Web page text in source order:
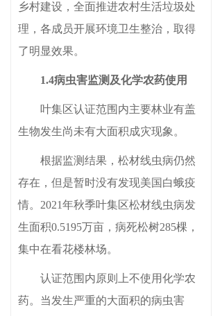
乡村建设，全面推进农村生活垃圾处
理，各成员开展环境卫生整治 ，取得
了明显效果。
1.4病虫害监测及化学农药使用
叶集区认证范围内主要林业有盖
生物发生尚未有大面积成灾现象。
根据监测结果，松材线虫病仍然
存在，但是暂时没有发现美国白蛾疫
情。 2021年秋季叶集区松材线虫病发
生面积0.5195万亩，病死松树285棵，
集中在看花楼林场。
认证范围内原则上不使用化学农
药。当发生严重的大面积的病虫害